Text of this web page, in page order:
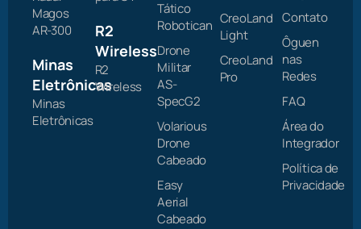
Magos
AR-300
Minas
Eletrônicas
Minas
Eletrônicas
R2
Wireless
R2
Wireless
Tático
Robotican
Drone
Militar
AS-
SpecG2
Volarious
Drone
Cabeado
Easy
Aerial
Cabeado
CreoLand
Light
CreoLand
Pro
Contato
Ôguen
nas
Redes
FAQ
Área do
Integrador
Política de
Privacidade